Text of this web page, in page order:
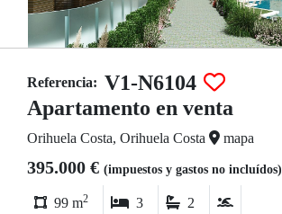
Referencia: V1-N6104
Apartamento en venta
Orihuela Costa, Orihuela Costa mapa
395.000 € (impuestos y gastos no incluídos)
99 m2 3 2